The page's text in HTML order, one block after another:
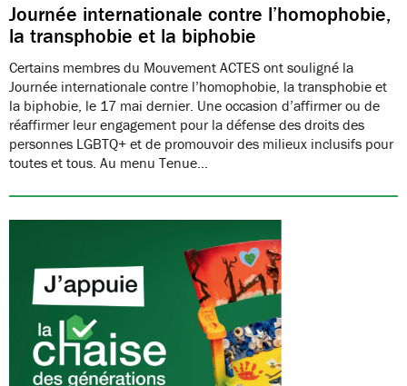
Journée internationale contre l’homophobie,
la transphobie et la biphobie
Certains membres du Mouvement ACTES ont souligné la
Journée internationale contre l’homophobie, la transphobie et
la biphobie, le 17 mai dernier. Une occasion d’affirmer ou de
réaffirmer leur engagement pour la défense des droits des
personnes LGBTQ+ et de promouvoir des milieux inclusifs pour
toutes et tous. Au menu Tenue…